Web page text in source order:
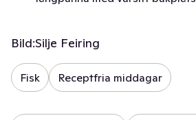
Bild:Silje Feiring
Fisk Receptfria middagar